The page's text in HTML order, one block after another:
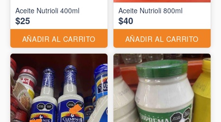
Aceite Nutrioli 400ml
$25
AÑADIR AL CARRITO
Aceite Nutrioli 800ml
$40
AÑADIR AL CARRITO